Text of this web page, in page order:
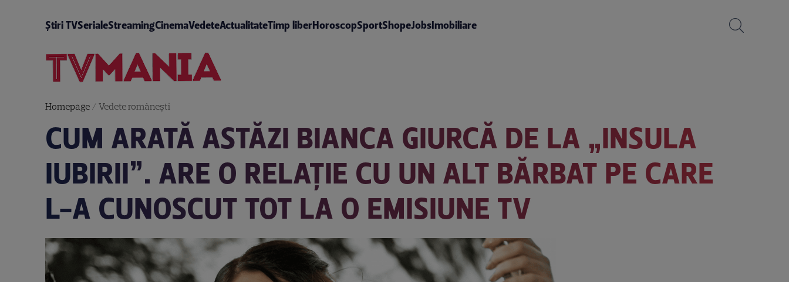
Știri TVSerialeStreamingCinemaVedeteActualitateTimp liberHoroscopSportShopeJobsImobiliare
Homepage/ Vedete româneşti
CUM ARATĂ ASTĂZI BIANCA GIURCĂ DE LA „INSULA
IUBIRII”. ARE O RELAȚIE CU UN ALT BĂRBAT PE CARE
L-A CUNOSCUT TOT LA O EMISIUNE TV